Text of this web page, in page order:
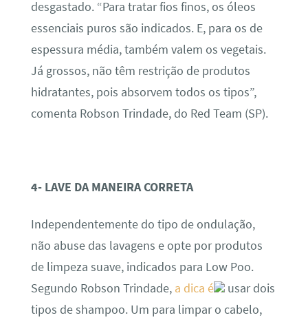
desgastado. “Para tratar fios finos, os óleos
essenciais puros são indicados. E, para os de
espessura média, também valem os vegetais.
Já grossos, não têm restrição de produtos
hidratantes, pois absorvem todos os tipos”,
comenta Robson Trindade, do Red Team (SP).
4- LAVE DA MANEIRA CORRETA
Independentemente do tipo de ondulação,
não abuse das lavagens e opte por produtos
de limpeza suave, indicados para Low Poo.
Segundo Robson Trindade,a dica é
usar dois
tipos de shampoo. Um para limpar o cabelo,